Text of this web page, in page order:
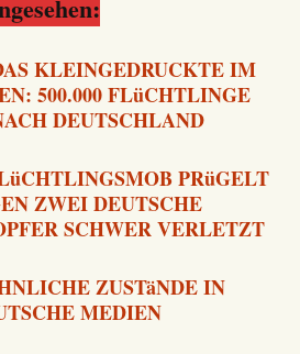
KLEINGEDRUCKTE IM
500.000 FLüCHTLINGE
DEUTSCHLAND
PRüGELT
ZWEI DEUTSCHE
SCHWER VERLETZT
ZUSTäNDE IN
MEDIEN